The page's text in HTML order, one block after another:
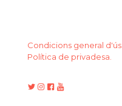
Condicions general d'ús.
Política de privadesa.